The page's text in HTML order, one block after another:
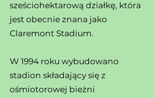
sześciohektarową działkę, która
jest obecnie znana jako
Claremont Stadium.
W 1994 roku wybudowano
stadion składający się z
ośmiotorowej bieżni